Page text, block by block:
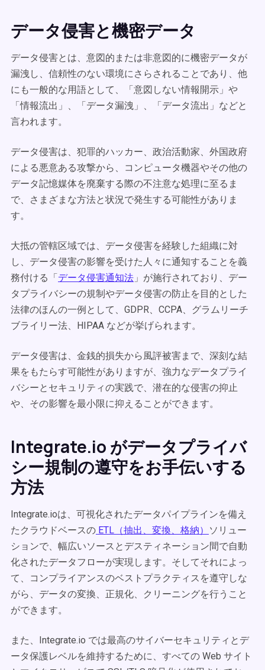
データ侵害と機密データ
データ侵害とは、意図的または非意図的に機密データが
漏洩し、信頼性のない環境にさらされることであり、他
にも一般的な用語として、「意図しない情報開示」や
「情報流出」、「データ漏洩」、「データ流出」などと
言われます。
データ侵害は、犯罪的ハッカー、政治活動家、外国政府
による悪意ある攻撃から、コンピュータ機器やその他の
データ記憶媒体を廃棄する際の不注意な処理に至るま
で、さまざまな方法と状況で発生する可能性がありま
す。
大抵の管轄区域では、データ侵害を経験した組織に対
し、データ侵害の影響を受けた人々に通知することを義
務付ける「データ侵害通知法 」が施行されており、デー
タプライバシーの規制やデータ侵害の防止を目的とした
法律のほんの一例として、GDPR、CCPA、グラムリーチ
ブライリー法、HIPAA などが挙げられます。
データ侵害は、金銭的損失から風評被害まで、深刻な結
果をもたらす可能性がありますが、強力なデータプライ
バシーとセキュリティの実践で、潜在的な侵害の抑止
や、その影響を最小限に抑えることができます。
Integrate.io がデータプライバ
シー規制の遵守をお手伝いする
方法
Integrate.ioは、可視化されたデータパイプラインを備え
たクラウドベースの ETL（抽出、変換、格納）
ソリュー
ションで、幅広いソースとデスティネーション間で自動
化されたデータフローが実現します。そしてそれによっ
て、コンプライアンスのベストプラクティスを遵守しな
がら、データの変換、正規化、クリーニングを行うこと
ができます。
また、Integrate.io では最高のサイバーセキュリティとデ
ータ保護レベルを維持するために、すべての Web サイト